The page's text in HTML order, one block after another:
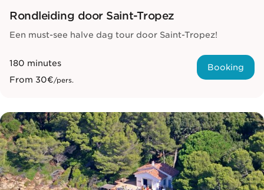
Rondleiding door Saint-Tropez
Een must-see halve dag tour door Saint-Tropez!
180 minutes
From 30€/pers.
Booking